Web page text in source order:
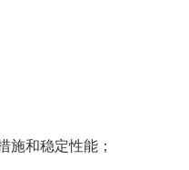
施和稳定性能；